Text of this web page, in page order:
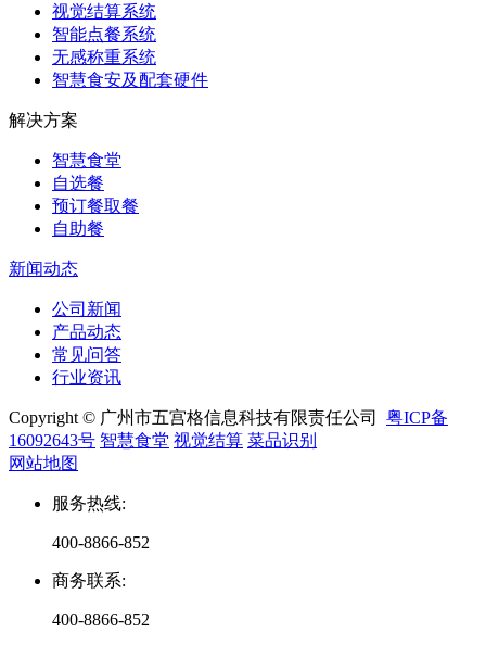
视觉结算系统
智能点餐系统
无感称重系统
智慧食安及配套硬件
解决方案
智慧食堂
自选餐
预订餐取餐
自助餐
新闻动态
公司新闻
产品动态
常见问答
行业资讯
Copyright © 广州市五宫格信息科技有限责任公司 粤ICP备
16092643号 智慧食堂 视觉结算 菜品识别
网站地图
服务热线:
400-8866-852
商务联系:
400-8866-852